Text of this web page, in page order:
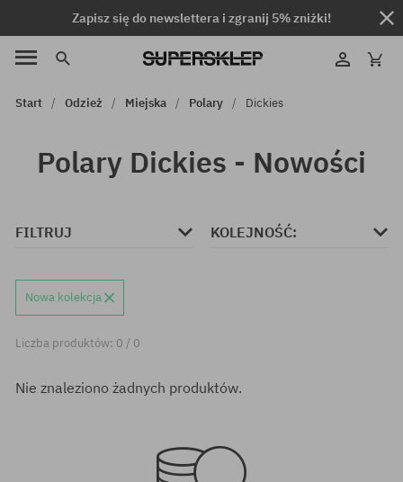
Zapisz się do newslettera i zgranij 5% zniżki!
Start Odzież Miejska Polary Dickies
Polary Dickies - Nowości
FILTRUJ KOLEJNOŚĆ:
Nowa kolekcja
Liczba produktów: 0 / 0
Nie znaleziono żadnych produktów.